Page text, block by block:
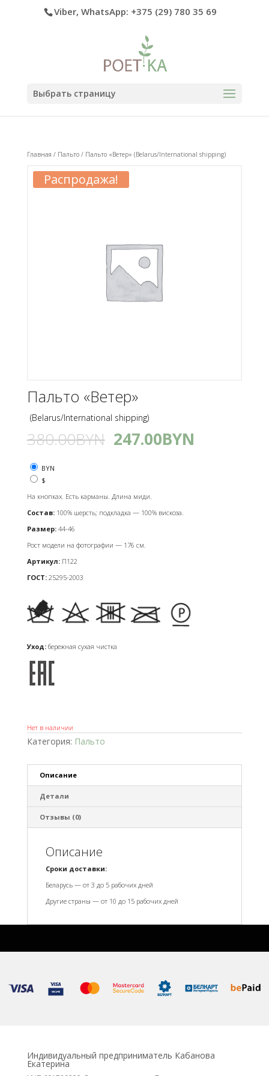
Viber, WhatsApp: +375 (29) 780 35 69
Выбрать страницу
Главная / Пальто/ Пальто «Ветер» (Belarus/International shipping)
Распродажа!
Пальто «Ветер»
(Belarus/International shipping)
380.00BYN 247.00BYN
BYN
$
На кнопках. Есть карманы. Длина миди.
Состав:100% шерсть; подкладка — 100% вискоза.
Размер:44-46
Рост модели на фотографии — 176 см.
Артикул:П122
ГОСТ:25295-2003
Уход:бережная сухая чистка
Нет в наличии
Категория: Пальто
Описание
Детали
Отзывы (0)
Описание
Сроки доставки:
Беларусь — от 3 до 5 рабочих дней
Другие страны — от 10 до 15 рабочих дней
Индивидуальный предприниматель Кабанова
Екатерина